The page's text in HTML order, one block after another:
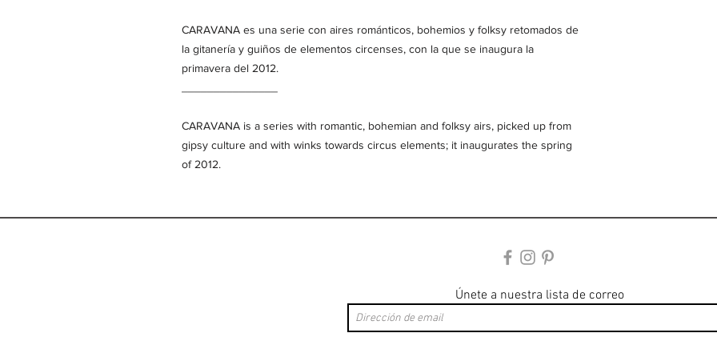
CARAVANA es una serie con aires románticos, bohemios y folksy retomados de
la gitanería y guiños de elementos circenses, con la que se inaugura la
primavera del 2012.
CARAVANA is a series with romantic, bohemian and folksy airs, picked up from
gipsy culture and with winks towards circus elements; it inaugurates the spring
of 2012.
Únete a nuestra lista de correo